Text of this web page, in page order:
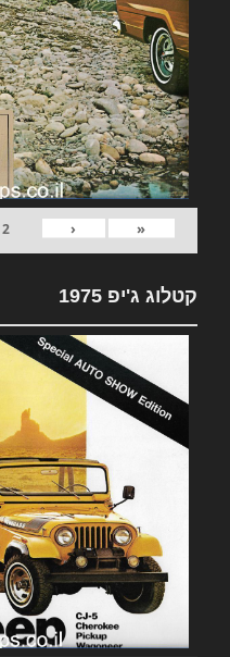
«
‹
2
קטלוג ג'יפ 1975